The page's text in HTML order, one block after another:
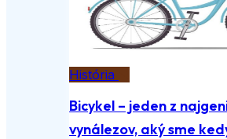
História
Bicykel – jeden z
vynálezov, aký sme